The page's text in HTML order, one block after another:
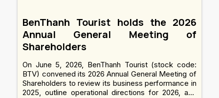
BenThanh Tourist holds the 2026
Annual General Meeting of
Shareholders
On June 5, 2026, BenThanh Tourist (stock code:
BTV) convened its 2026 Annual General Meeting of
Shareholders to review its business performance in
2025, outline operational directions for 2026, and